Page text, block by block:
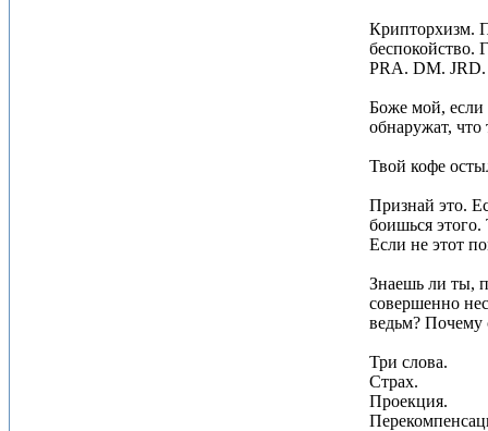
Крипторхизм.
беспокойство.
PRA. DM. JRD.
Боже мой, если
обнаружат,
Твой кофе
Признай это.
боишься
Если не этот
Знаешь ли ты,
совершенно
ведьм? Почему
Три слова.
Страх.
Проекция.